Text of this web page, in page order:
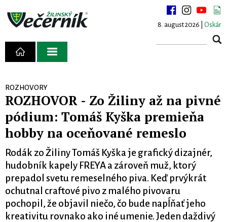
8. august 2026 | Oskár
ROZHOVORY
ROZHOVOR - Zo Žiliny až na pivné
pódium: Tomáš Kyška premieňa
hobby na oceňované remeslo
Rodák zo Žiliny Tomáš Kyška je grafický dizajnér,
hudobník kapely FREYA a zároveň muž, ktorý
prepadol svetu remeselného piva. Keď prvýkrát
ochutnal craftové pivo z malého pivovaru
pochopil, že objavil niečo, čo bude napĺňať jeho
kreativitu rovnako ako iné umenie. Jeden daždivý